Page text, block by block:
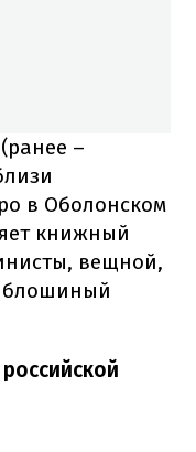
–
в Оболонском
книжный
вещной,
блошиный